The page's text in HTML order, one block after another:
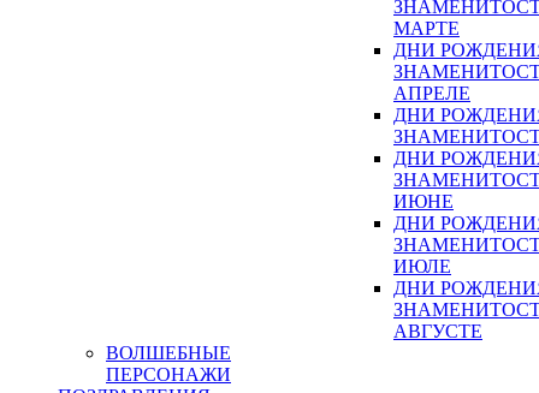
МАРТЕ
ДНИ
АПРЕЛЕ
ДНИ
ДНИ
ИЮНЕ
ДНИ
ИЮЛЕ
ДНИ
АВГУСТЕ
ВОЛШЕБНЫЕ
ПЕРСОНАЖИ